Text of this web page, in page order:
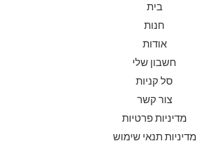
בית
חנות
אודות
חשבון שלי
סל קניות
צור קשר
מדיניות פרטיות
מדיניות תנאי שימוש